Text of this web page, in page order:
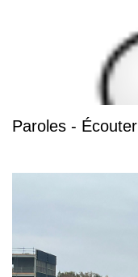
Paroles - Écouter